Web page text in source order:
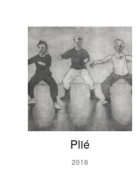
Plié
2016